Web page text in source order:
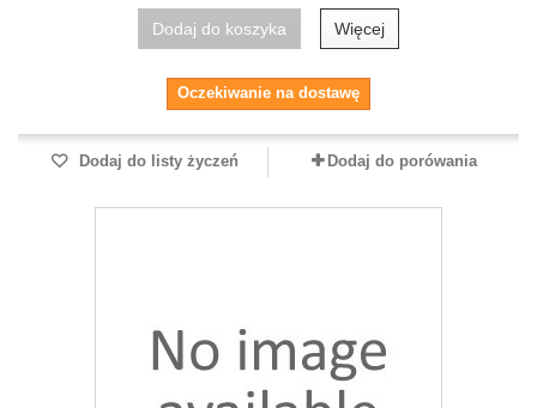
Dodaj do koszyka Więcej
Oczekiwanie na dostawę
Dodaj do listy życzeń Dodaj do porówania